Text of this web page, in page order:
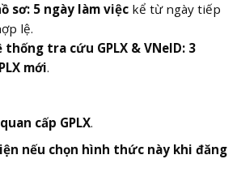
sơ: 5 ngày làm việckể từ ngày tiếp
lệ.
tra cứu GPLX & VNeID: 3
mới.
cấp GPLX.
nếu chọn hình thức này khi đăng